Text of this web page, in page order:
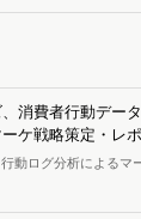
います。※本レポート
す。
消費者行動デー
ケ戦略策定・レ
ージェント」を提
動ログ分析によるマ
を提供する株式会社
動ログデータを基盤